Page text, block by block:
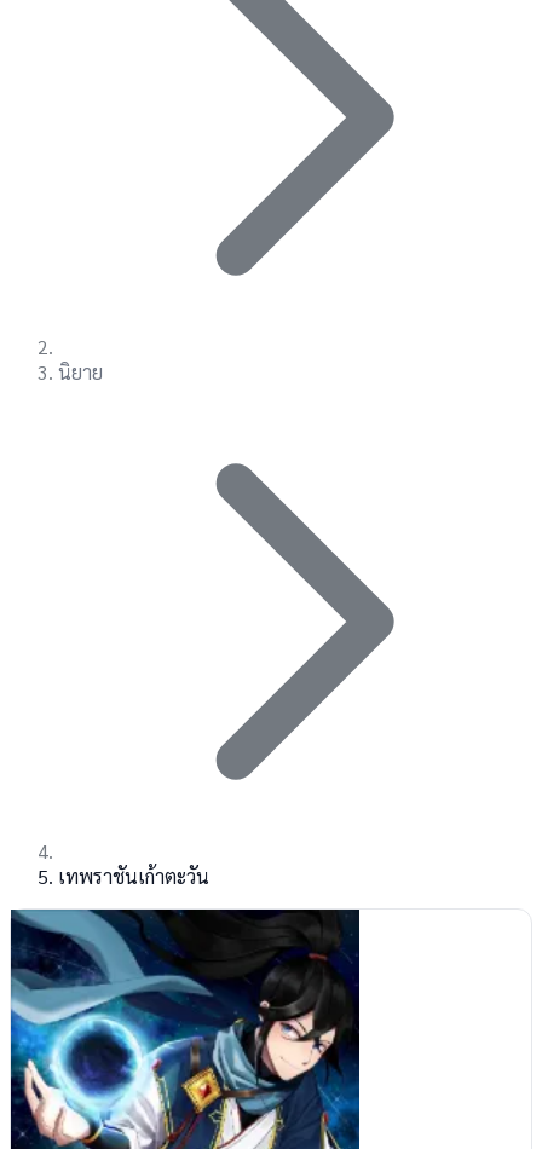
นิยาย
เทพราชันเก้าตะวัน